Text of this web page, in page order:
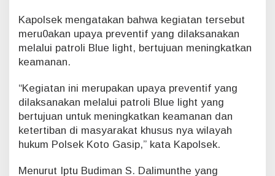
u
t
i
a
u
k
a
n
Kapolsek mengatakan bahwa kegiatan tersebut
meru0akan upaya preventif yang dilaksanakan
melalui patroli Blue light, bertujuan meningkatkan
keamanan.
“Kegiatan ini merupakan upaya preventif yang
dilaksanakan melalui patroli Blue light yang
bertujuan untuk meningkatkan keamanan dan
ketertiban di masyarakat khusus nya wilayah
hukum Polsek Koto Gasip,” kata Kapolsek.
Menurut Iptu Budiman S. Dalimunthe yang